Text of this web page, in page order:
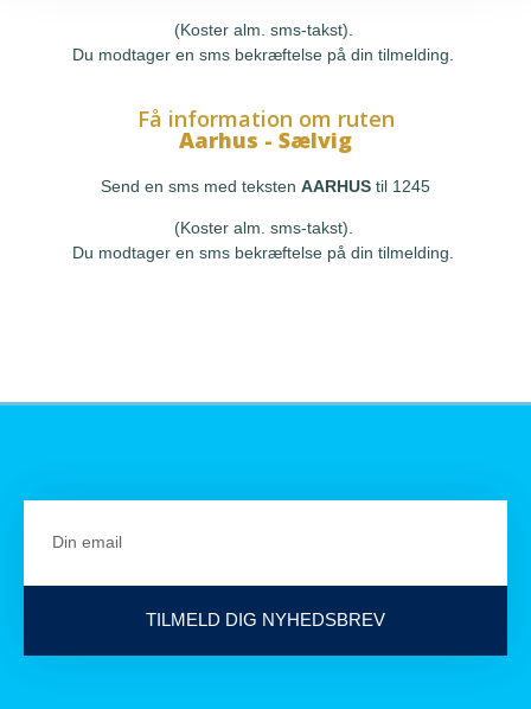
(Koster alm. sms-takst).
Du modtager en sms bekræftelse på din tilmelding.
Få information om ruten
Aarhus - Sælvig
Send en sms med teksten AARHUS til 1245
(Koster alm. sms-takst).
Du modtager en sms bekræftelse på din tilmelding.
TILMELD DIG NYHEDSBREV